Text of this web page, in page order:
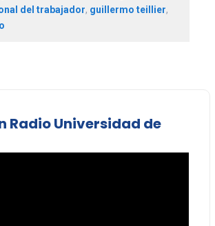
del trabajador, guillermo teillier,
Radio Universidad de